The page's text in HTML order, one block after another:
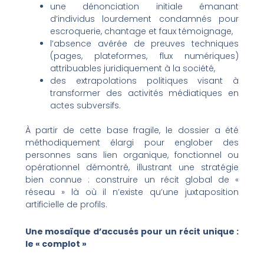
une dénonciation initiale émanant
d’individus lourdement condamnés pour
escroquerie, chantage et faux témoignage,
l’absence avérée de preuves techniques
(pages, plateformes, flux numériques)
attribuables juridiquement à la société,
des extrapolations politiques visant à
transformer des activités médiatiques en
actes subversifs.
À partir de cette base fragile, le dossier a été
méthodiquement élargi pour englober des
personnes sans lien organique, fonctionnel ou
opérationnel démontré, illustrant une stratégie
bien connue : construire un récit global de «
réseau » là où il n’existe qu’une juxtaposition
artificielle de profils.
Une mosaïque d’accusés pour un récit unique :
le « complot »